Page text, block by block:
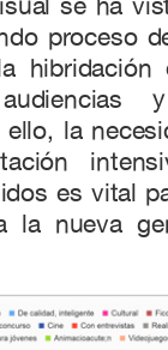
proceso
hibridación
la
es vital
la nueva